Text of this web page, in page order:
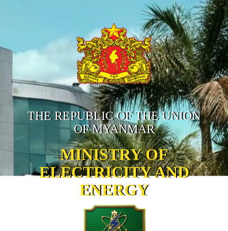
THE REPUBLIC OF THE UNION
OF MYANMAR
MINISTRY OF
ELECTRICITY AND
ENERGY